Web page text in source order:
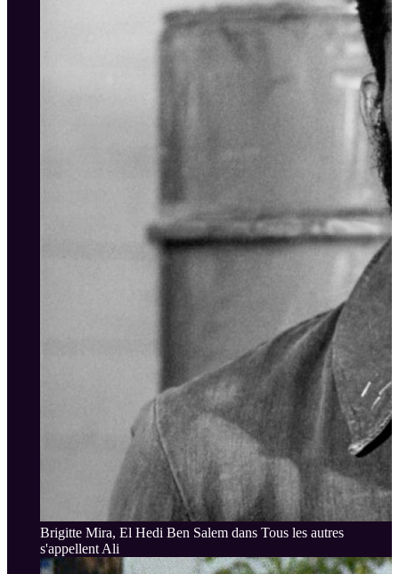
Brigitte Mira, El Hedi Ben Salem dans Tous les autres
s'appellent Ali